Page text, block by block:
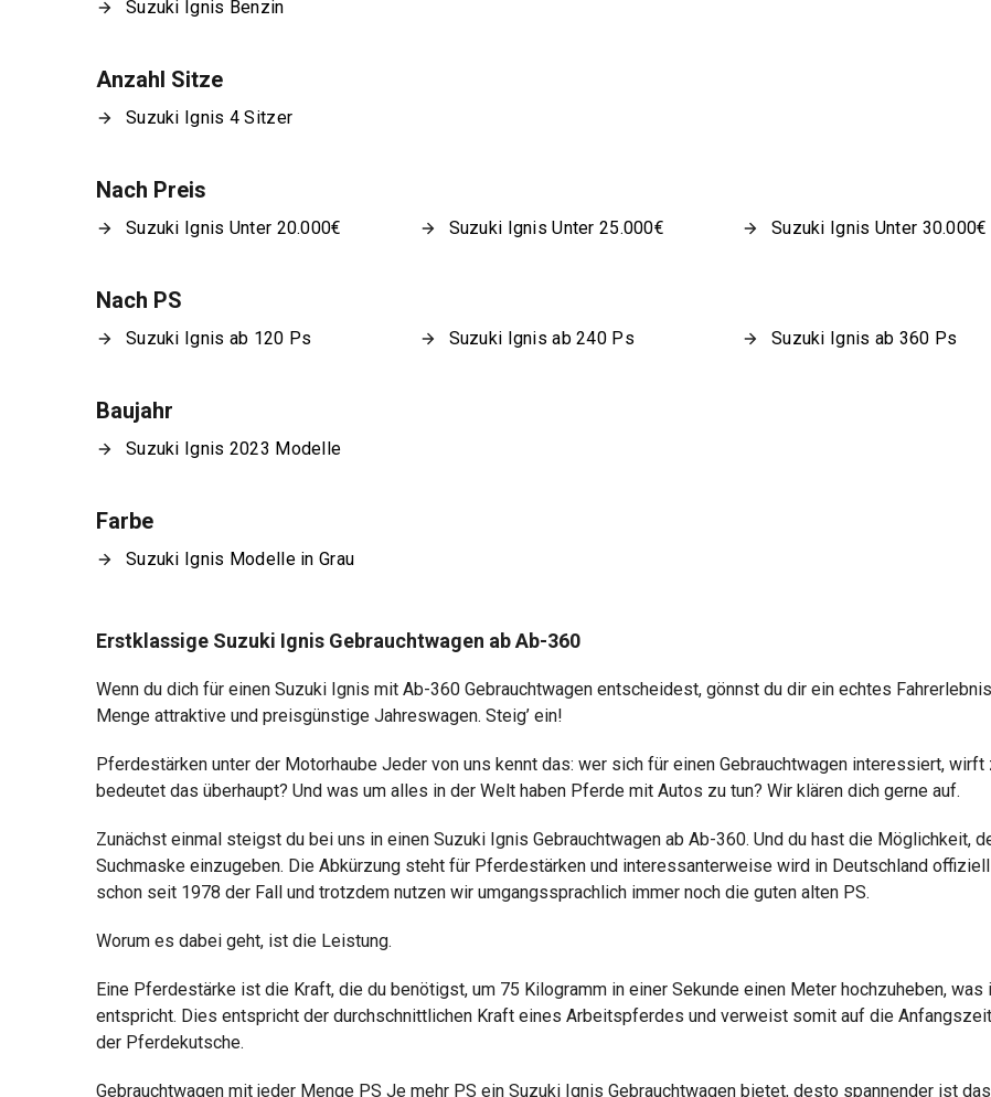
Suzuki Ignis Benzin
Anzahl Sitze
Suzuki Ignis 4 Sitzer
Nach Preis
Suzuki Ignis Unter 20.000€ Suzuki Ignis Unter 25.000€ Suzuki Ignis Unter 30.000€
Nach PS
Suzuki Ignis ab 120 Ps Suzuki Ignis ab 240 Ps Suzuki Ignis ab 360 Ps
Baujahr
Suzuki Ignis 2023 Modelle
Farbe
Suzuki Ignis Modelle in Grau
Erstklassige Suzuki Ignis Gebrauchtwagen ab Ab-360
Wenn du dich für einen Suzuki Ignis mit Ab-360 Gebrauchtwagen entscheidest, gönnst du dir ein echtes
Menge attraktive und preisgünstige Jahreswagen. Steig’ ein!
Pferdestärken unter der Motorhaube Jeder von uns kennt das: wer sich für einen Gebrauchtwagen interessiert,
bedeutet das überhaupt? Und was um alles in der Welt haben Pferde mit Autos zu tun? Wir klären dich gerne auf.
Zunächst einmal steigst du bei uns in einen Suzuki Ignis Gebrauchtwagen ab Ab-360. Und du hast die Möglichkeit,
Suchmaske einzugeben. Die Abkürzung steht für Pferdestärken und interessanterweise wird in Deutschland
schon seit 1978 der Fall und trotzdem nutzen wir umgangssprachlich immer noch die guten alten PS.
Worum es dabei geht, ist die Leistung.
Eine Pferdestärke ist die Kraft, die du benötigst, um 75 Kilogramm in einer Sekunde einen Meter hochzuheben,
entspricht. Dies entspricht der durchschnittlichen Kraft eines Arbeitspferdes und verweist somit auf die
der Pferdekutsche.
Gebrauchtwagen mit jeder Menge PS Je mehr PS ein Suzuki Ignis Gebrauchtwagen bietet, desto spannender ist